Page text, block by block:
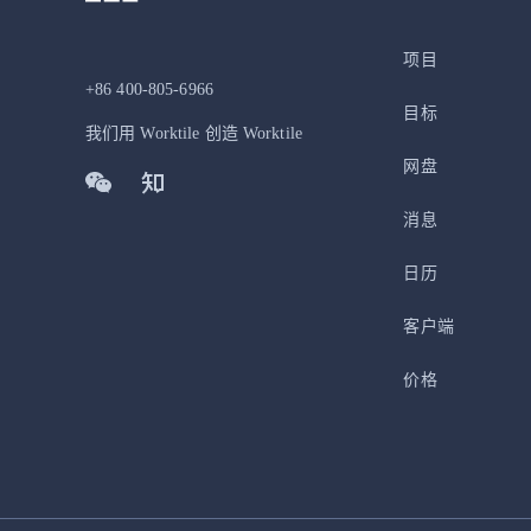
+86 400-805-6966
我们用 Worktile 创造 Worktile
项目
目标
网盘
消息
日历
客户端
价格